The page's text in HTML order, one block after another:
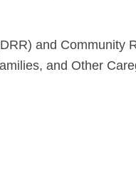
and Community
and Other